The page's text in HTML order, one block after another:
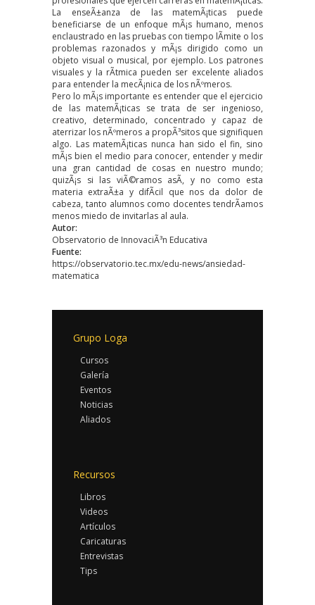
La enseÃ±anza de las matemÃ¡ticas puede
beneficiarse de un enfoque mÃ¡s humano, menos
enclaustrado en las pruebas con tiempo lÃ­mite o los
problemas razonados y mÃ¡s dirigido como un
objeto visual o musical, por ejemplo. Los patrones
visuales y la rÃ­tmica pueden ser excelente aliados
para entender la mecÃ¡nica de los nÃºmeros.
Pero lo mÃ¡s importante es entender que el ejercicio
de las matemÃ¡ticas se trata de ser ingenioso,
creativo, determinado, concentrado y capaz de
aterrizar los nÃºmeros a propÃ³sitos que signifiquen
algo. Las matemÃ¡ticas nunca han sido el fin, sino
mÃ¡s bien el medio para conocer, entender y medir
una gran cantidad de cosas en nuestro mundo;
quizÃ¡s si las viÃ©ramos asÃ­, y no como esta
materia extraÃ±a y difÃ­cil que nos da dolor de
cabeza, tanto alumnos como docentes tendrÃ­amos
menos miedo de invitarlas al aula.
Autor:
Observatorio de InnovaciÃ³n Educativa
Fuente:
https://observatorio.tec.mx/edu-news/ansiedad-
matematica
Grupo Loga
Cursos
Galería
Eventos
Noticias
Aliados
Recursos
Libros
Videos
Artículos
Caricaturas
Entrevistas
Tips